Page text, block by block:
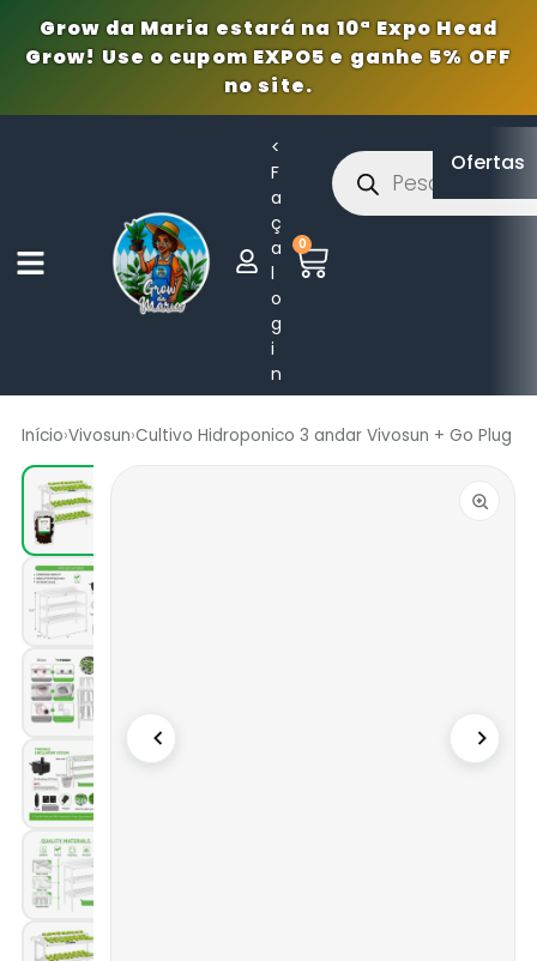
Grow da Maria estará na 10ª Expo Head
Grow! Use o cupom EXPO5 e ganhe 5% OFF
no site.
<
F
a
ç
a
l
o
g
i
n
0
Ofertas
Início›Vivosun›Cultivo Hidroponico 3 andar Vivosun + Go Plug